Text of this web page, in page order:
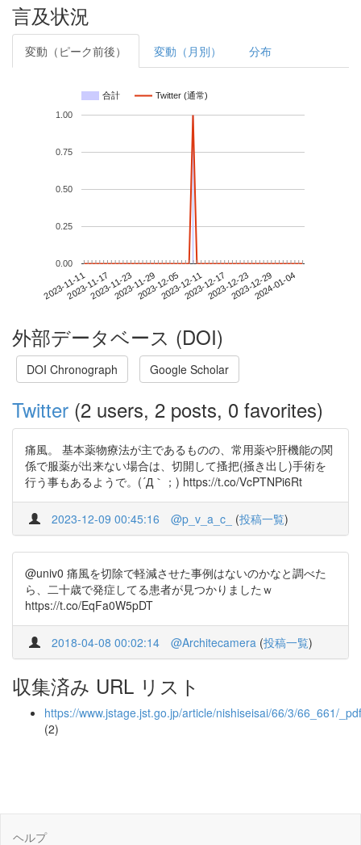
言及状況
変動（ピーク前後） 変動（月別） 分布
合計 Twitter (通常)
2023-11-112023-11-172023-11-232023-11-292023-12-052023-12-112023-12-172023-12-232023-12-292024-01-04
0.00
0.25
0.50
0.75
1.00
外部データベース (DOI)
DOI Chronograph Google Scholar
Twitter (2 users, 2 posts, 0 favorites)
痛風。 基本薬物療法が主であるものの、常用薬や肝機能の関
係で服薬が出来ない場合は、切開して搔把(掻き出し)手術を
行う事もあるようで。(´Д｀；) https://t.co/VcPTNPi6Rt
2023-12-09 00:45:16 @p_v_a_c_ (投稿一覧)
@univ0 痛風を切除で軽減させた事例はないのかなと調べた
ら、二十歳で発症してる患者が見つかりましたｗ
https://t.co/EqFa0W5pDT
2018-04-08 00:02:14 @Architecamera (投稿一覧)
収集済み URL リスト
https://www.jstage.jst.go.jp/article/nishiseisai/66/3/66_661/_pdf
(2)
ヘルプ